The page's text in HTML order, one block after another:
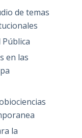
de temas
en las
la